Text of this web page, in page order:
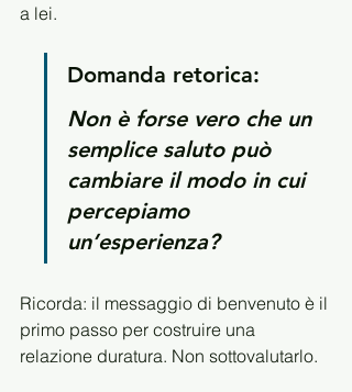
a lei.
Domanda retorica:
Non è forse vero che un
semplice saluto può
cambiare il modo in cui
percepiamo
un’esperienza?
Ricorda: il messaggio di benvenuto è il
primo passo per costruire una
relazione duratura. Non sottovalutarlo.